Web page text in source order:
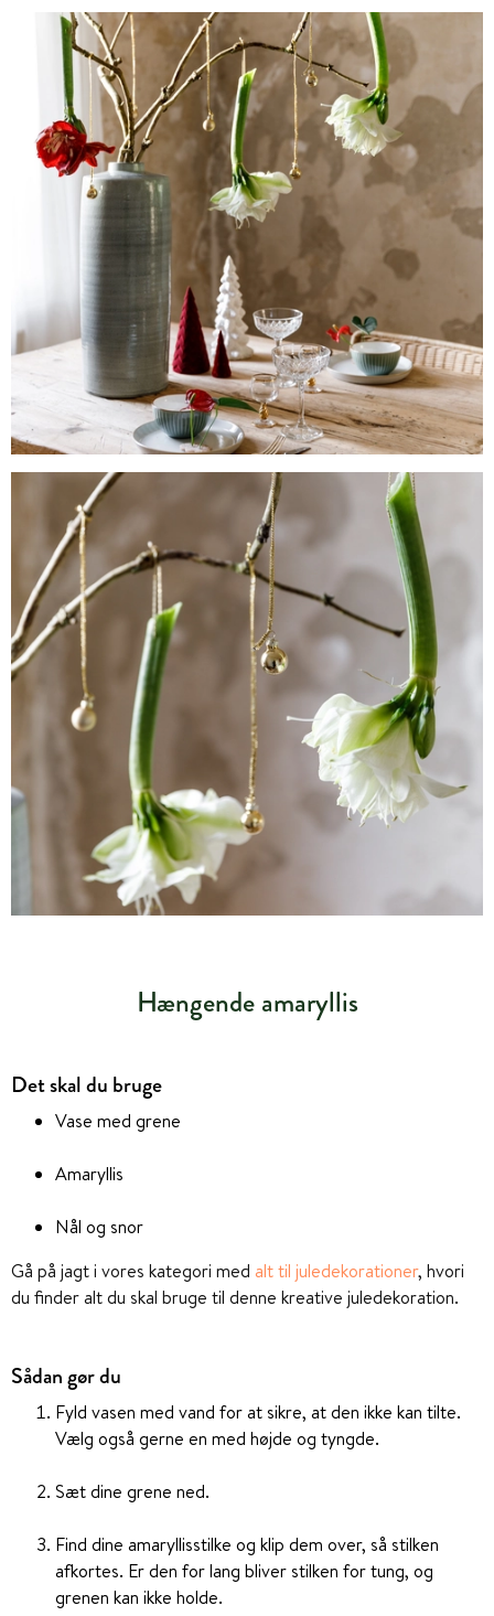
Hængende amaryllis
Det skal du bruge
Vase med grene
Amaryllis
Nål og snor
Gå på jagt i vores kategori med alt til juledekorationer, hvori
du finder alt du skal bruge til denne kreative juledekoration.
Sådan gør du
Fyld vasen med vand for at sikre, at den ikke kan tilte.
Vælg også gerne en med højde og tyngde.
Sæt dine grene ned.
Find dine amaryllisstilke og klip dem over, så stilken
afkortes. Er den for lang bliver stilken for tung, og
grenen kan ikke holde.